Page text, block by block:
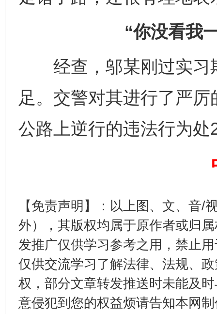
“你没看我
经查，邬某刚过实习
足。交警对其进行了严
公路上逆行的违法行为
【免责声明】：以上图、文、音/
外），其版权均属于原作者或归
发推广仅供学习参考之用，禁止
仅供交流学习了解法律、法规、
权，部分文章转发推送时未能及
意侵犯到您的权益烦请告知本网
东山县通报“牛蛙产品抗生素超标问题” 法